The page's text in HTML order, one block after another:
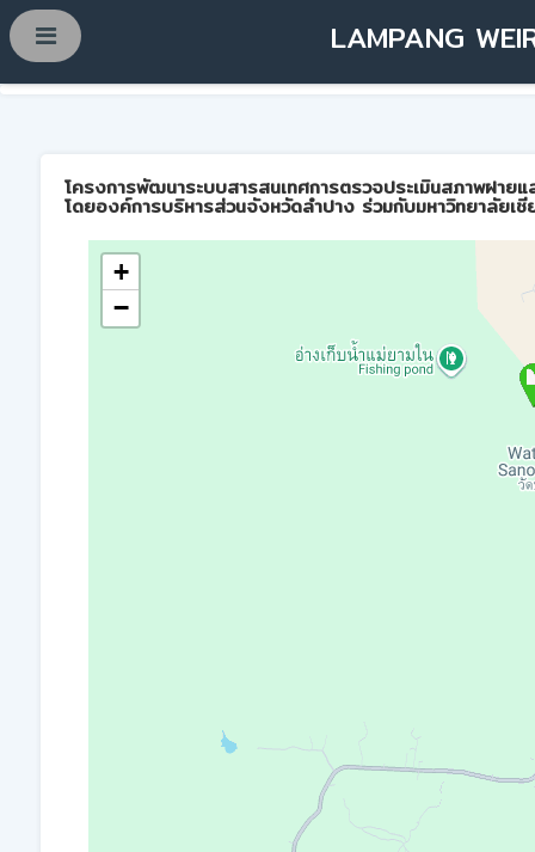
LAMPANG
โครงการพัฒนาระบบสารสนเทศการตรวจประเมินสภาพฝาย
โดยองค์การบริหารส่วนจังหวัดลำปาง ร่วมกับมหาวิทยาลัยเชี
+
−